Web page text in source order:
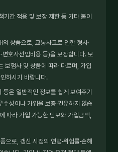
간 적용 및 보장 제한 등 기타 불이
상품으로, 교통사고로 인한 형사·
변호사선임비용 등)을 보장합니다. 보
보험사 및 상품에 따라 다르며, 가입
하시기 바랍니다.
등은 일반적인 정보를 쉽게 보여주기
성이나 가입을 보증·권유하지 않습
따라 가입 가능한 담보와 가입금액,
으로, 갱신 시점의 연령·위험률·손해